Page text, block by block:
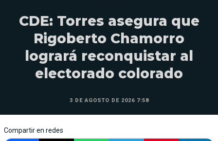
CDE: Torres asegura que
Rigoberto Chamorro
logrará reconquistar al
electorado colorado
3 DE AGOSTO DE 2026 7:58
Compartir en redes